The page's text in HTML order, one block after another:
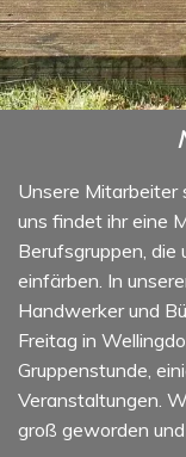
Unsere Mitarbeiter
uns findet ihr eine
Berufsgruppen,
einfärben. In
Handwerker und
Freitag in
Gruppenstunde,
Veranstaltungen.
groß geworden